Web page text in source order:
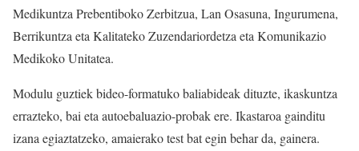
Medikuntza Prebentiboko Zerbitzua, Lan Osasuna, Ingurumena,
Berrikuntza eta Kalitateko Zuzendariordetza eta Komunikazio
Medikoko Unitatea.
Modulu guztiek bideo-formatuko baliabideak dituzte, ikaskuntza
errazteko, bai eta autoebaluazio-probak ere. Ikastaroa gainditu
izana egiaztatzeko, amaierako test bat egin behar da, gainera.